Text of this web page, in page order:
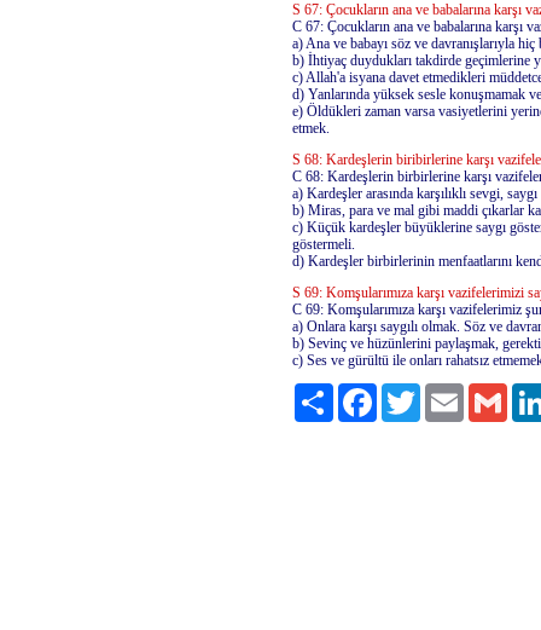
S 67: Çocukların ana ve babalarına karşı
C 67: Çocukların ana ve babalarına karşı
a) Ana ve babayı söz ve davranışlarıyla
b) İhtiyaç duydukları takdirde geçimlerine
c) Allah'a isyana davet etmedikleri
d) Yanlarında yüksek sesle konuşmamak
e) Öldükleri zaman varsa vasiyetlerini
etmek.
S 68: Kardeşlerin biribirlerine karşı
C 68: Kardeşlerin birbirlerine karşı
a) Kardeşler arasında karşılıklı sevgi,
b) Miras, para ve mal gibi maddi çıkarlar
c) Küçük kardeşler büyüklerine saygı
göstermeli.
d) Kardeşler birbirlerinin menfaatlarını
S 69: Komşularımıza karşı vazifelerimizi
C 69: Komşularımıza karşı vazifelerimiz
a) Onlara karşı saygılı olmak. Söz ve
b) Sevinç ve hüzünlerini paylaşmak,
c) Ses ve gürültü ile onları rahatsız
Paylaş
FacebookTwitter Email Gmail